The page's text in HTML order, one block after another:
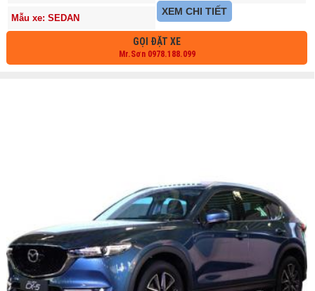
Mẫu xe: SEDAN
XEM CHI TIẾT
GỌI ĐẶT XE
Mr.Sơn 0978.188.099